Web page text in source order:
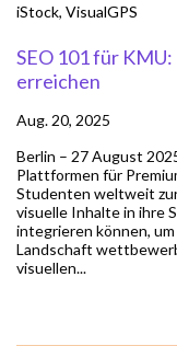
iStock, VisualGPS
SEO 101 für
erreichen
Aug. 20, 2025
Berlin – 27 August
Plattformen für
Studenten weltweit
visuelle Inhalte in ihre
integrieren können,
Landschaft
visuellen...